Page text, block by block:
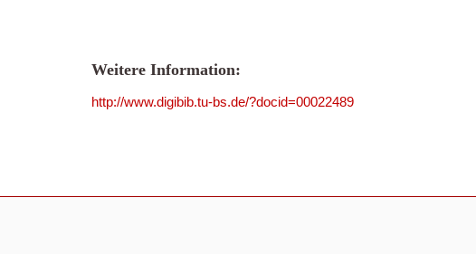
Weitere Information:
http://www.digibib.tu-bs.de/?docid=00022489